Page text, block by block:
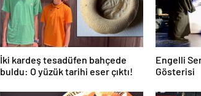
İki kardeş tesadüfen bahçede
buldu: O yüzük tarihi eser çıktı!
Engelli
Gösterisi